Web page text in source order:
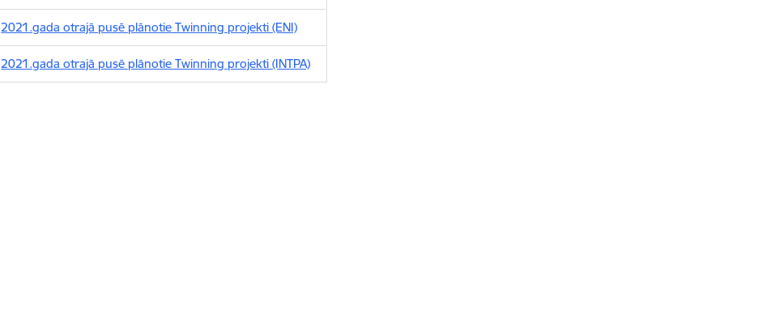
2021.gada otrajā pusē plānotie Twinning projekti (ENI)
2021.gada otrajā pusē plānotie Twinning projekti (INTPA)